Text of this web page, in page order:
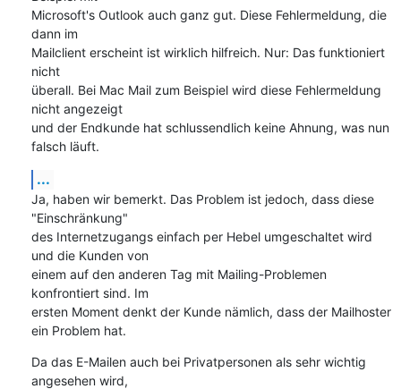
Microsoft's Outlook auch ganz gut. Diese Fehlermeldung, die
dann im
Mailclient erscheint ist wirklich hilfreich. Nur: Das funktioniert
nicht
überall. Bei Mac Mail zum Beispiel wird diese Fehlermeldung
nicht angezeigt
und der Endkunde hat schlussendlich keine Ahnung, was nun
falsch läuft.
...
Ja, haben wir bemerkt. Das Problem ist jedoch, dass diese
"Einschränkung"
des Internetzugangs einfach per Hebel umgeschaltet wird
und die Kunden von
einem auf den anderen Tag mit Mailing-Problemen
konfrontiert sind. Im
ersten Moment denkt der Kunde nämlich, dass der Mailhoster
ein Problem hat.
Da das E-Mailen auch bei Privatpersonen als sehr wichtig
angesehen wird,